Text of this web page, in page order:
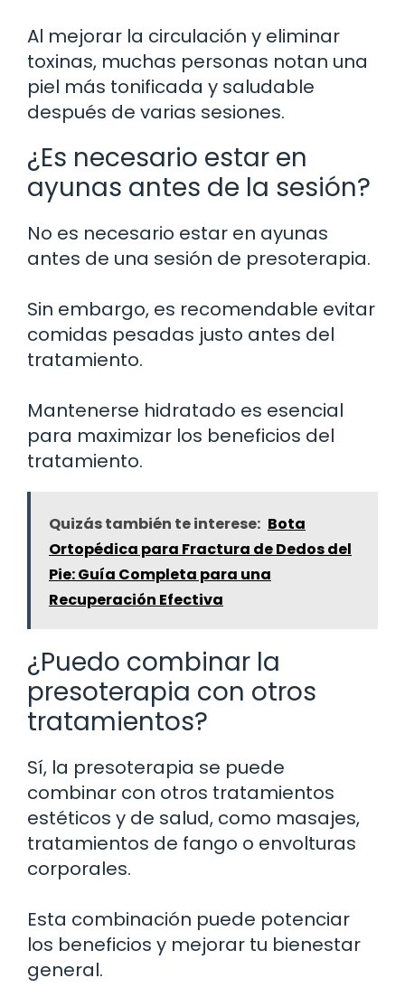
Al mejorar la circulación y eliminar
toxinas, muchas personas notan una
piel más tonificada y saludable
después de varias sesiones.
¿Es necesario estar en
ayunas antes de la sesión?
No es necesario estar en ayunas
antes de una sesión de presoterapia.
Sin embargo, es recomendable evitar
comidas pesadas justo antes del
tratamiento.
Mantenerse hidratado es esencial
para maximizar los beneficios del
tratamiento.
Quizás también te interese: Bota
Ortopédica para Fractura de Dedos del
Pie: Guía Completa para una
Recuperación Efectiva
¿Puedo combinar la
presoterapia con otros
tratamientos?
Sí, la presoterapia se puede
combinar con otros tratamientos
estéticos y de salud, como masajes,
tratamientos de fango o envolturas
corporales.
Esta combinación puede potenciar
los beneficios y mejorar tu bienestar
general.